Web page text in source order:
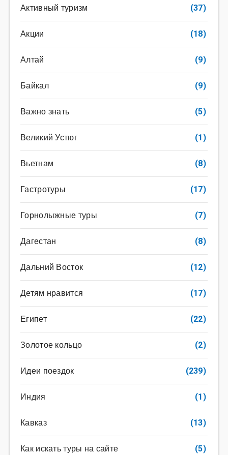
Активный туризм (37)
Акции (18)
Алтай (9)
Байкал (9)
Важно знать (5)
Великий Устюг (1)
Вьетнам (8)
Гастротуры (17)
Горнолыжные туры (7)
Дагестан (8)
Дальний Восток (12)
Детям нравится (17)
Египет (22)
Золотое кольцо (2)
Идеи поездок (239)
Индия (1)
Кавказ (13)
Как искать туры на сайте (5)